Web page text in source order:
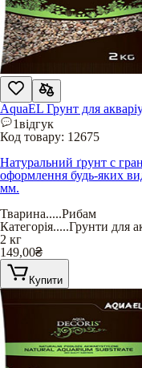
AquaEL Грунт для
1відгук
Код товару: 12675
Натуральний ґрунт с
оформлення будь-яких
мм.
Тварина.....Рибам
Категорія.....Грунти для
2 кг
149,00₴
Купити